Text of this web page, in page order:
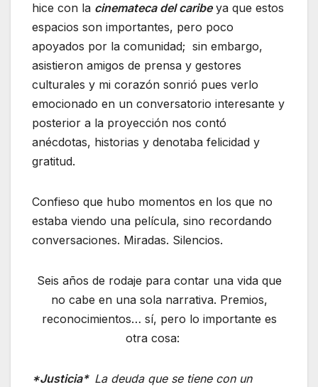
hice con la cinemateca del caribeya que estos
espacios son importantes, pero poco
apoyados por la comunidad; sin embargo,
asistieron amigos de prensa y gestores
culturales y mi corazón sonrió pues verlo
emocionado en un conversatorio interesante y
posterior a la proyección nos contó
anécdotas, historias y denotaba felicidad y
gratitud.
Confieso que hubo momentos en los que no
estaba viendo una película, sino recordando
conversaciones. Miradas. Silencios.
Seis años de rodaje para contar una vida que
no cabe en una sola narrativa. Premios,
reconocimientos… sí, pero lo importante es
otra cosa:
*Justicia* La deuda que se tiene con un